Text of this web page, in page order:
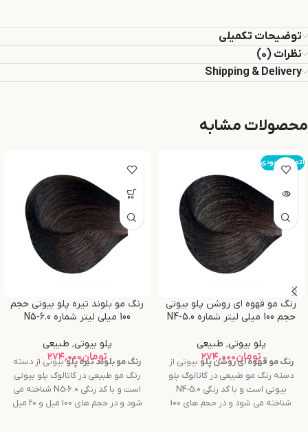
توضیحات تکمیلی
نظرات (0)
Shipping & Delivery
محصولات مشابه
اتمام موجودی
رنگ مو قهوه ای روشن پلو بیوتی
حجم 100 میلی لیتر شماره N4-5.0
پلو بیوتی, طبیعی
تومان۲۷۴,۰۰۰ رنگ مو قهوه ای روشنپلو بیوتی از
دسته رنگ مو طبیعی در کاتالوگ پلو
شناخته می شود و در حجم های 100
رنگ مو بلوند تیره پلو بیوتی حجم
100 میلی لیتر شماره N5-6.0
پلو بیوتی, طبیعی
تومان۲۷۴,۰۰۰ رنگ موبلوند تیرهپلوبیوتی از دسته
رنگ مو طبیعی در کاتالوگ پلو بیوتی
است و با کد رنگی N5-6.0 شناخته می
شود و در حجم های 100 میل و 20 میل